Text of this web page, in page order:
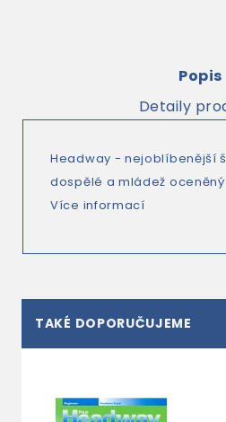
Popis
Detaily
Headway - nejoblíbenější
dospělé a mládež
Více informací
TAKÉ DOPORUČUJEME